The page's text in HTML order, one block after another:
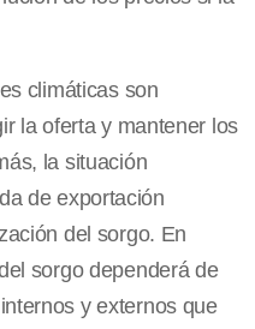
climáticas son
la oferta y mantener los
la situación
de exportación
del sorgo. En
sorgo dependerá de
y externos que